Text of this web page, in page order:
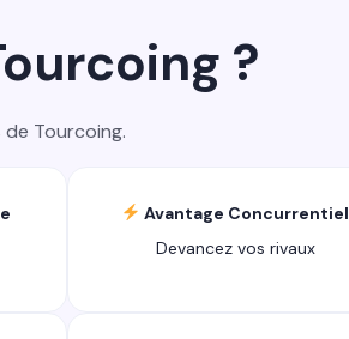
?
Tourcoing.
Avantage Concurrentiel
Devancez vos rivaux